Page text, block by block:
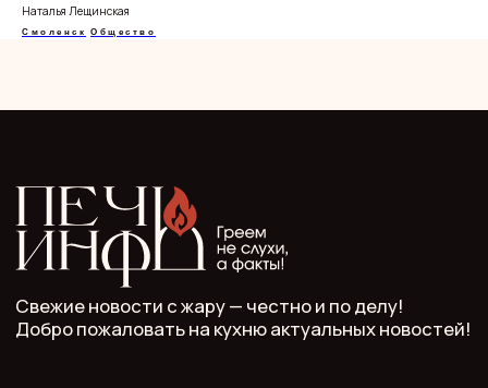
Наталья Лещинская
Смоленск Общество
СМИ Печь.Инфо зарегистрировано
в Роскомнадзоре.
Запись в реестре зарегистрированных СМИ:
серия Эл Nº ФС77−89949 oт 15 августа 2025 г.
Главный редактор: Кулькова А.С.
Телефон: 7 952 536 3336
Почта: redaktor.pech.info@yandex.ru